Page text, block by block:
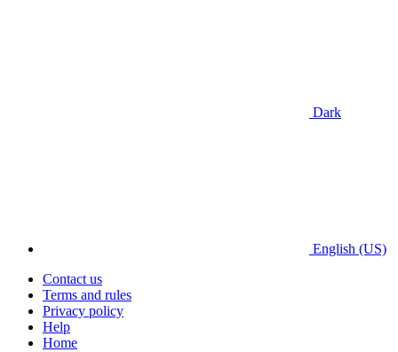
Dark
English (US)
Contact us
Terms and rules
Privacy policy
Help
Home